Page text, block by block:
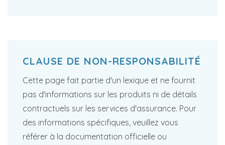
CLAUSE DE NON-RESPONSABILITÉ
Cette page fait partie d'un lexique et ne fournit
pas d'informations sur les produits ni de détails
contractuels sur les services d'assurance. Pour
des informations spécifiques, veuillez vous
référer à la documentation officielle ou